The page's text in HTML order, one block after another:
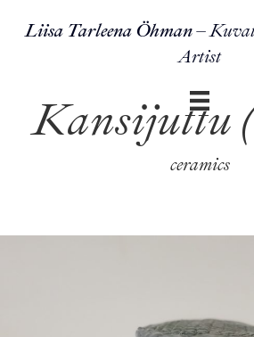
Liisa Tarleena Öhman–
Artist
Kansijuttu
ceramics